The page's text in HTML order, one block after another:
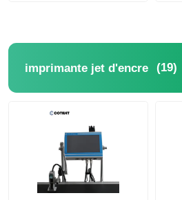
imprimante jet d'encre (19)